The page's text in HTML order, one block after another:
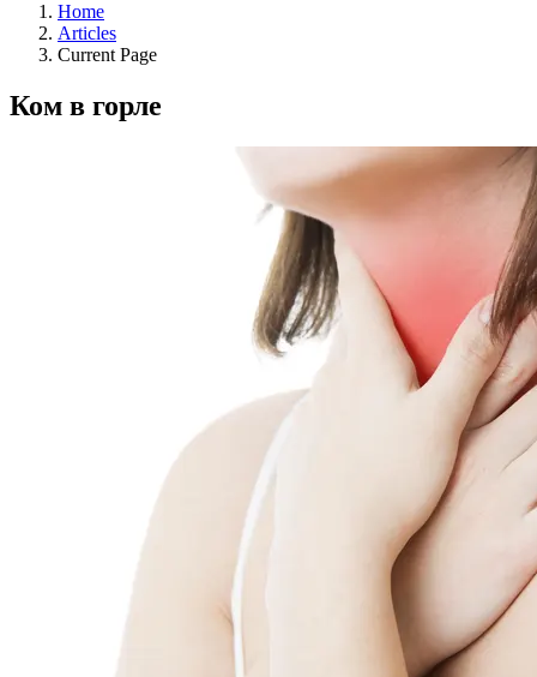
Home
Articles
Current Page
Ком в горле